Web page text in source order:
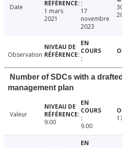
Date
1 mars
2021
17
novembre
2023
Observation
Number of SDCs with a
management plan
Valeur
9.00
9.00